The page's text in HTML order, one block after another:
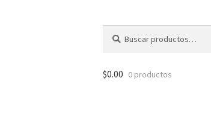
$0.00 0 productos